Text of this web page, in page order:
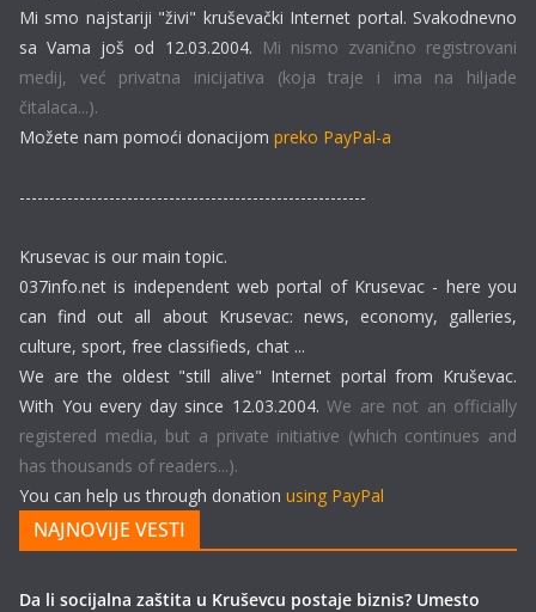
Mi smo najstariji "živi" kruševački Internet portal. Svakodnevno
sa Vama još od 12.03.2004. Mi nismo zvanično registrovani
medij, već privatna inicijativa (koja traje i ima na hiljade
čitalaca...).
Možete nam pomoći donacijom preko PayPal-a
----------------------------------------------------------
Krusevac is our main topic.
037info.net is independent web portal of Krusevac - here you
can find out all about Krusevac: news, economy, galleries,
culture, sport, free classifieds, chat ...
We are the oldest "still alive" Internet portal from Kruševac.
With You every day since 12.03.2004. We are not an officially
registered media, but a private initiative (which continues and
has thousands of readers...).
You can help us through donation using PayPal
NAJNOVIJE VESTI
Da li socijalna zaštita u Kruševcu postaje biznis? Umesto